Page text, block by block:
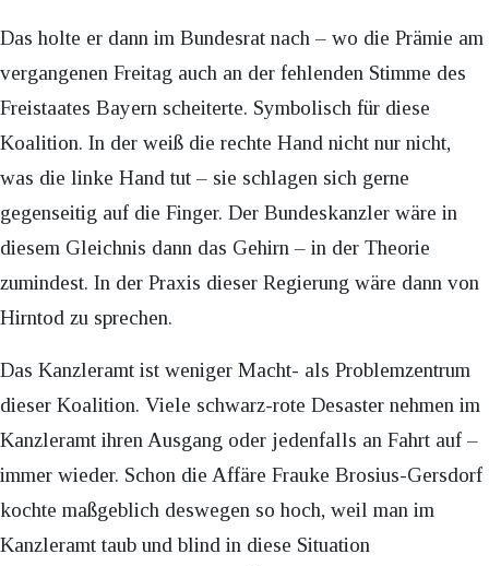
Das holte er dann im Bundesrat nach – wo die Prämie am
vergangenen Freitag auch an der fehlenden Stimme des
Freistaates Bayern scheiterte. Symbolisch für diese
Koalition. In der weiß die rechte Hand nicht nur nicht,
was die linke Hand tut – sie schlagen sich gerne
gegenseitig auf die Finger. Der Bundeskanzler wäre in
diesem Gleichnis dann das Gehirn – in der Theorie
zumindest. In der Praxis dieser Regierung wäre dann von
Hirntod zu sprechen.
Das Kanzleramt ist weniger Macht- als Problemzentrum
dieser Koalition. Viele schwarz-rote Desaster nehmen im
Kanzleramt ihren Ausgang oder jedenfalls an Fahrt auf –
immer wieder. Schon die Affäre Frauke Brosius-Gersdorf
kochte maßgeblich deswegen so hoch, weil man im
Kanzleramt taub und blind in diese Situation